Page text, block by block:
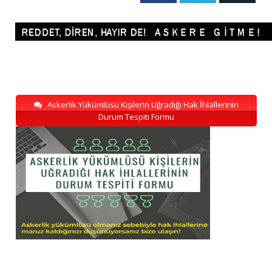
Askerlik Yükümlüsü Kişilerin Uğradığı Hak İhlallerinin
Durum Tespiti Formu